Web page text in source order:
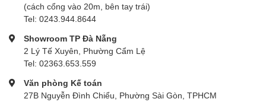
(cách cổng vào 20m, bên tay trái)
Tel: 0243.944.8644
Showroom TP Đà Nẵng
2 Lý Tế Xuyên, Phường Cẩm Lệ
Tel: 02363.653.559
Văn phòng Kế toán
27B Nguyễn Đình Chiểu, Phường Sài Gòn, TPHCM